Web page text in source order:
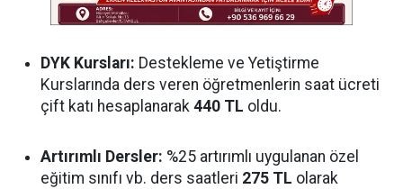
DYK Kursları: Destekleme ve Yetiştirme
Kurslarında ders veren öğretmenlerin saat ücreti
çift katı hesaplanarak 440 TL oldu.
Artırımlı Dersler: %25 artırımlı uygulanan özel
eğitim sınıfı vb. ders saatleri 275 TL olarak